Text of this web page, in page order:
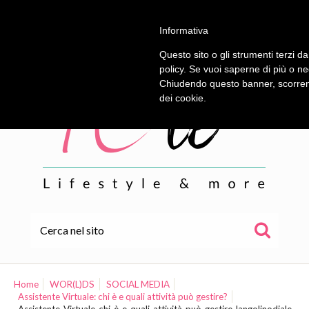
WOR(L)DS
Home WOR(L)DS
SOCIAL MEDIA
Assistente Virtuale: chi è e quali attività può gestire?
Informativa
Questo sito o gli strumenti terzi
policy. Se vuoi saperne di più o
Chiudendo questo banner,
dei cookie.